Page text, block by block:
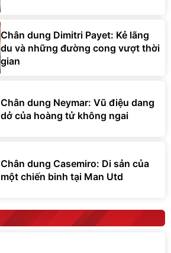
Chân dung Dimitri Payet: Kẻ lãng
du và những đường cong vượt thời
gian
Chân dung Neymar: Vũ điệu dang
dở của hoàng tử không ngai
Chân dung Casemiro: Di sản của
một chiến binh tại Man Utd